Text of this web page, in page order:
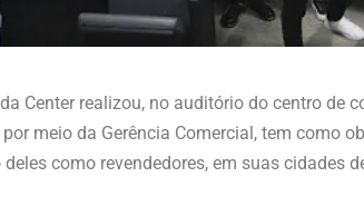
Center realizou, no auditório do centro de
meio da Gerência Comercial, tem como
como revendedores, em suas cidades